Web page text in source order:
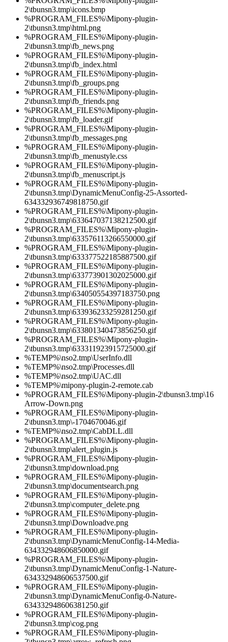
2\tbunsn3.tmp\icons.bmp
%PROGRAM_FILES%\Mipony-plugin-
2\tbunsn3.tmp\html.png
%PROGRAM_FILES%\Mipony-plugin-
2\tbunsn3.tmp\fb_news.png
%PROGRAM_FILES%\Mipony-plugin-
2\tbunsn3.tmp\fb_index.html
%PROGRAM_FILES%\Mipony-plugin-
2\tbunsn3.tmp\fb_groups.png
%PROGRAM_FILES%\Mipony-plugin-
2\tbunsn3.tmp\fb_friends.png
%PROGRAM_FILES%\Mipony-plugin-
2\tbunsn3.tmp\fb_loader.gif
%PROGRAM_FILES%\Mipony-plugin-
2\tbunsn3.tmp\fb_messages.png
%PROGRAM_FILES%\Mipony-plugin-
2\tbunsn3.tmp\fb_menustyle.css
%PROGRAM_FILES%\Mipony-plugin-
2\tbunsn3.tmp\fb_menuscript.js
%PROGRAM_FILES%\Mipony-plugin-
2\tbunsn3.tmp\DynamicMenuConfig-25-Assorted-
634332936749818750.gif
%PROGRAM_FILES%\Mipony-plugin-
2\tbunsn3.tmp\633647037138212500.gif
%PROGRAM_FILES%\Mipony-plugin-
2\tbunsn3.tmp\633576113266550000.gif
%PROGRAM_FILES%\Mipony-plugin-
2\tbunsn3.tmp\633377522185887500.gif
%PROGRAM_FILES%\Mipony-plugin-
2\tbunsn3.tmp\633773901302025000.gif
%PROGRAM_FILES%\Mipony-plugin-
2\tbunsn3.tmp\634050554397183750.png
%PROGRAM_FILES%\Mipony-plugin-
2\tbunsn3.tmp\633936233259281250.gif
%PROGRAM_FILES%\Mipony-plugin-
2\tbunsn3.tmp\633801340473856250.gif
%PROGRAM_FILES%\Mipony-plugin-
2\tbunsn3.tmp\633311923915725000.gif
%TEMP%\nso2.tmp\UserInfo.dll
%TEMP%\nso2.tmp\Processes.dll
%TEMP%\nso2.tmp\UAC.dll
%TEMP%\mipony-plugin-2-remote.cab
%PROGRAM_FILES%\Mipony-plugin-2\tbunsn3.tmp\16
Arrow-Down.png
%PROGRAM_FILES%\Mipony-plugin-
2\tbunsn3.tmp\-1704670046.gif
%TEMP%\nso2.tmp\CabDLL.dll
%PROGRAM_FILES%\Mipony-plugin-
2\tbunsn3.tmp\alert_plugin.js
%PROGRAM_FILES%\Mipony-plugin-
2\tbunsn3.tmp\download.png
%PROGRAM_FILES%\Mipony-plugin-
2\tbunsn3.tmp\documentsearch.png
%PROGRAM_FILES%\Mipony-plugin-
2\tbunsn3.tmp\computer_delete.png
%PROGRAM_FILES%\Mipony-plugin-
2\tbunsn3.tmp\Downloadve.png
%PROGRAM_FILES%\Mipony-plugin-
2\tbunsn3.tmp\DynamicMenuConfig-14-Media-
634332948606850000.gif
%PROGRAM_FILES%\Mipony-plugin-
2\tbunsn3.tmp\DynamicMenuConfig-1-Nature-
634332948606537500.gif
%PROGRAM_FILES%\Mipony-plugin-
2\tbunsn3.tmp\DynamicMenuConfig-0-Nature-
634332948606381250.gif
%PROGRAM_FILES%\Mipony-plugin-
2\tbunsn3.tmp\cog.png
%PROGRAM_FILES%\Mipony-plugin-